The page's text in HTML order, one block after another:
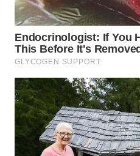
WN
SIMALUNGUN
LABUHANBATU
WN
TAPANULI
TENGAH